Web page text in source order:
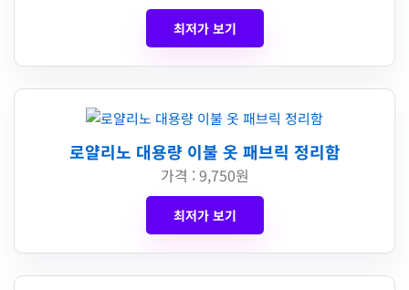
최저가 보기
로얄리노 대용량 이불 옷 패브릭 정리함
가격 : 9,750원
최저가 보기